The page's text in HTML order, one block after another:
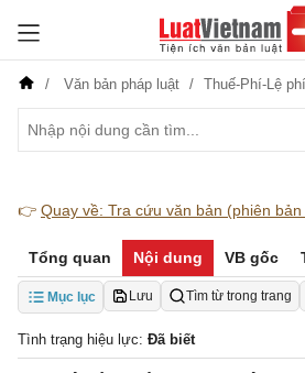
Văn bản pháp luật Thuế-Phí-Lệ
👉 Quay về: Tra cứu văn bản (phiên bản
Tổng quan Nội dung VB gốc
Mục lục Lưu Tìm từ trong trang
Tình trạng hiệu lực: Đã biết